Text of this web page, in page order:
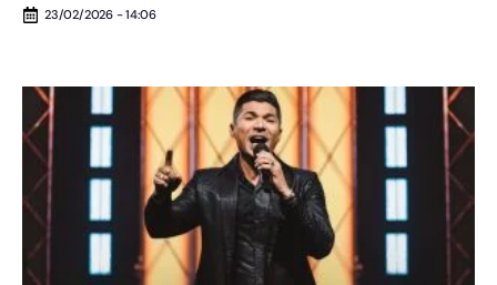
23/02/2026 - 14:06